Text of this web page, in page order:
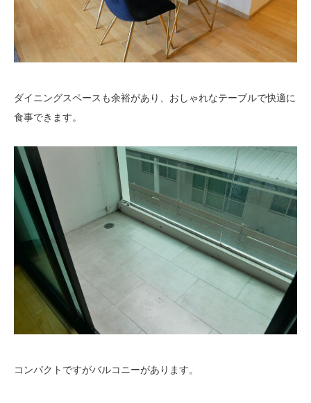
ダイニングスペースも余裕があり、おしゃれなテーブルで快適に
食事できます。
コンパクトですがバルコニーがあります。